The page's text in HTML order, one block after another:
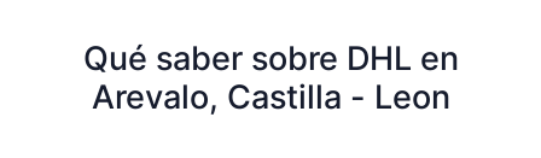
Qué saber sobre DHL en
Arevalo, Castilla - Leon